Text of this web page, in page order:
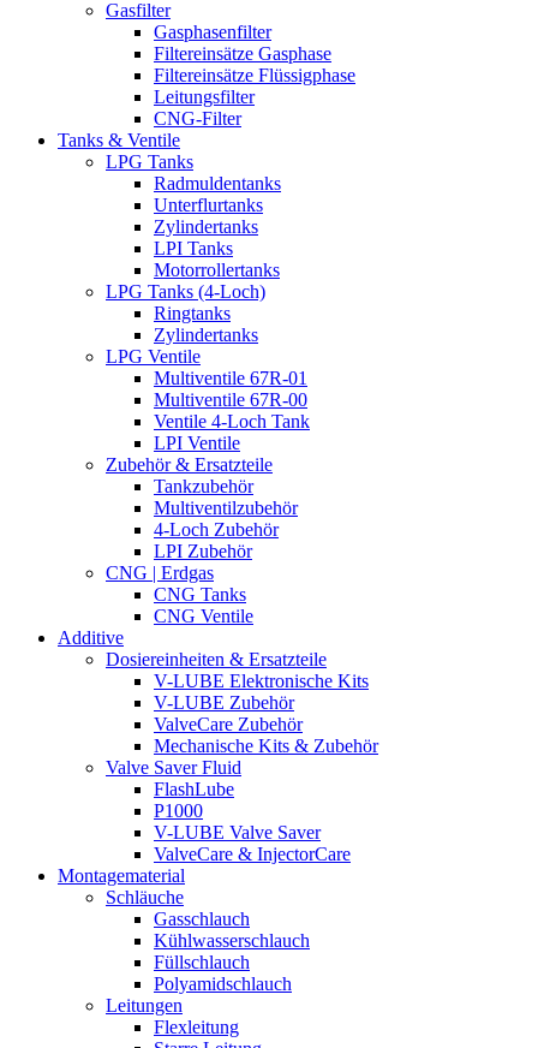
Gasfilter
Gasphasenfilter
Filtereinsätze Gasphase
Filtereinsätze Flüssigphase
Leitungsfilter
CNG-Filter
Tanks & Ventile
LPG Tanks
Radmuldentanks
Unterflurtanks
Zylindertanks
LPI Tanks
Motorrollertanks
LPG Tanks (4-Loch)
Ringtanks
Zylindertanks
LPG Ventile
Multiventile 67R-01
Multiventile 67R-00
Ventile 4-Loch Tank
LPI Ventile
Zubehör & Ersatzteile
Tankzubehör
Multiventilzubehör
4-Loch Zubehör
LPI Zubehör
CNG | Erdgas
CNG Tanks
CNG Ventile
Additive
Dosiereinheiten & Ersatzteile
V-LUBE Elektronische Kits
V-LUBE Zubehör
ValveCare Zubehör
Mechanische Kits & Zubehör
Valve Saver Fluid
FlashLube
P1000
V-LUBE Valve Saver
ValveCare & InjectorCare
Montagematerial
Schläuche
Gasschlauch
Kühlwasserschlauch
Füllschlauch
Polyamidschlauch
Leitungen
Flexleitung